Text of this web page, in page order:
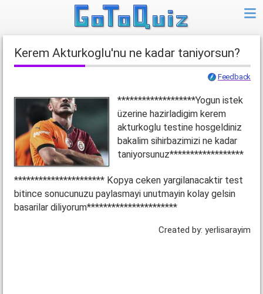
Kerem Akturkoglu'nu ne kadar taniyorsun?
Feedback
*******************Yogun istek
üzerine hazirladigim kerem
akturkoglu testine hosgeldiniz
bakalim sihirbazimizi ne kadar
taniyorsunuz******************
********************** Kopya ceken yargilanacaktir test
bitince sonucunuzu paylasmayi unutmayin kolay gelsin
basarilar diliyorum**********************
Created by: yerlisarayim